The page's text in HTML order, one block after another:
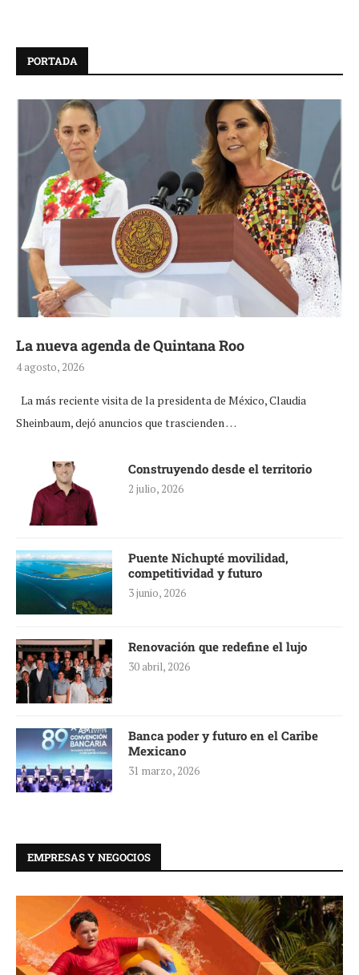
PORTADA
La nueva agenda de Quintana Roo
4 agosto, 2026
La más reciente visita de la presidenta de México, Claudia
Sheinbaum, dejó anuncios que trascienden …
Construyendo desde el territorio
2 julio, 2026
Puente Nichupté movilidad,
competitividad y futuro
3 junio, 2026
Renovación que redefine el lujo
30 abril, 2026
Banca poder y futuro en el Caribe
Mexicano
31 marzo, 2026
EMPRESAS Y NEGOCIOS